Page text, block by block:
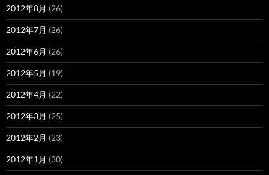
2012年8月 (26)
2012年7月 (26)
2012年6月 (26)
2012年5月 (19)
2012年4月 (22)
2012年3月 (25)
2012年2月 (23)
2012年1月 (30)